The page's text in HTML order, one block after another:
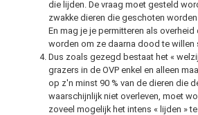
die lijden. De vraag moet gesteld
zwakke dieren die geschoten
En mag je je permitteren als
worden om ze daarna dood te willen
Dus zoals gezegd bestaat het «
grazers in de OVP enkel en alleen
op z'n minst 90 % van de dieren die
waarschijnlijk niet overleven, moet
zoveel mogelijk het intens « lijden »